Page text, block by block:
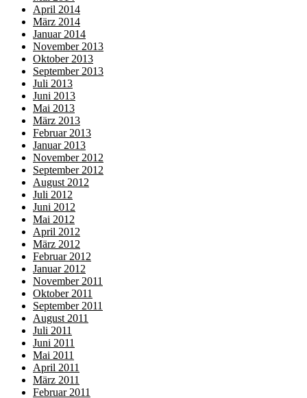
April 2014
März 2014
Januar 2014
November 2013
Oktober 2013
September 2013
Juli 2013
Juni 2013
Mai 2013
März 2013
Februar 2013
Januar 2013
November 2012
September 2012
August 2012
Juli 2012
Juni 2012
Mai 2012
April 2012
März 2012
Februar 2012
Januar 2012
November 2011
Oktober 2011
September 2011
August 2011
Juli 2011
Juni 2011
Mai 2011
April 2011
März 2011
Februar 2011